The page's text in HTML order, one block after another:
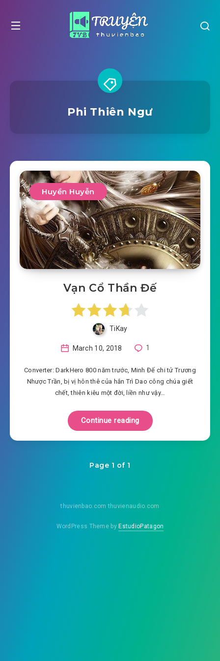
Phi Thiên Ngư
Huyền Huyễn
Vạn Cổ Thần Đế
TiKay
March 10, 2018 1
Converter: DarkHero 800 năm trước, Minh Đế chi tử Trương
Nhược Trần, bị vị hôn thê của hắn Trì Dao công chúa giết
chết, thiên kiêu một đời, liền như vậy…
Continue reading
Page 1 of 1
thuvienbao.com thuvienaudio.com
WordPress Theme byEstudioPatagon